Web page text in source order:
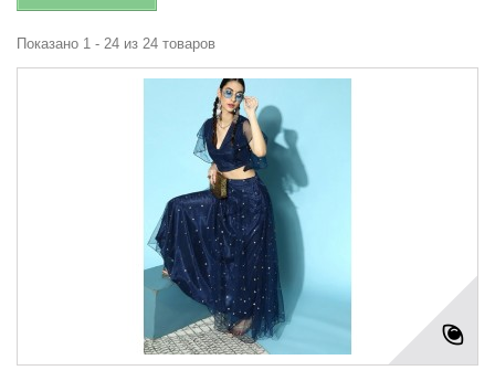
Показано 1 - 24 из 24 товаров